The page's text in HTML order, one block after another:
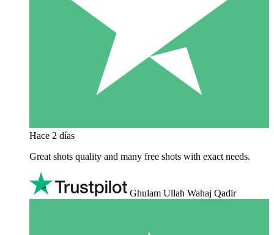
Hace 2 días
Great shots quality and many free shots with exact needs.
Ghulam Ullah Wahaj Qadir